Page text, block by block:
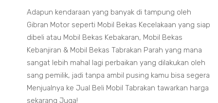
Adapun kendaraan yang banyak di tampung oleh
Gibran Motor seperti Mobil Bekas Kecelakaan yang siap
dibeli atau Mobil Bekas Kebakaran, Mobil Bekas
Kebanjiran & Mobil Bekas Tabrakan Parah yang mana
sangat lebih mahal lagi perbaikan yang dilakukan oleh
sang pemilik, jadi tanpa ambil pusing kamu bisa segera
Menjualnya ke Jual Beli Mobil Tabrakan tawarkan harga
sekarang Juga!